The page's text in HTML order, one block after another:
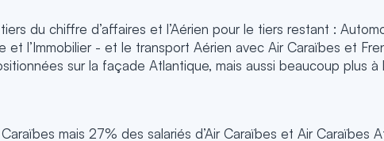
du chiffre d’affaires et l’Aérien pour le tiers restant :
et l’Immobilier - et le transport Aérien avec Air Caraïbes et
sur la façade Atlantique, mais aussi beaucoup plus à
mais 27% des salariés d’Air Caraïbes et Air Caraïbes